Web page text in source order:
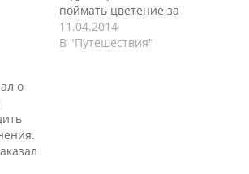
50
за
поймать цветение за
хвост и прибыли ровно
день-в-день пика
11.04.2014
В "Путешествия"
о